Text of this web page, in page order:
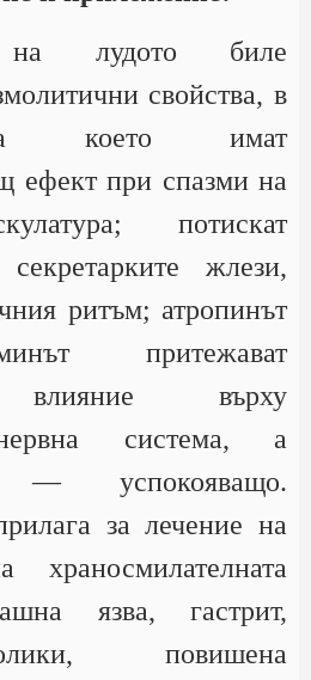
на лудото биле
свойства, в
което имат
ефект при спазми на
потискат
жлези,
ритъм; атропинът
притежават
влияние върху
система, а
— успокояващо.
за лечение на
храносмилателната
язва, гастрит,
повишена